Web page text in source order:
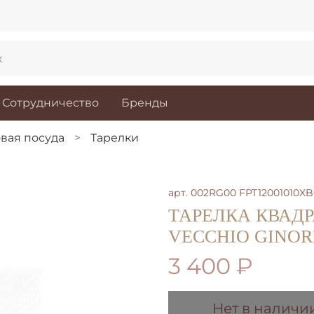
Сотрудничество Бренды
посуда Тарелки
арт. 002RG00
ТАРЕЛКА
VECCHIO
3 400 ₽
Нет в